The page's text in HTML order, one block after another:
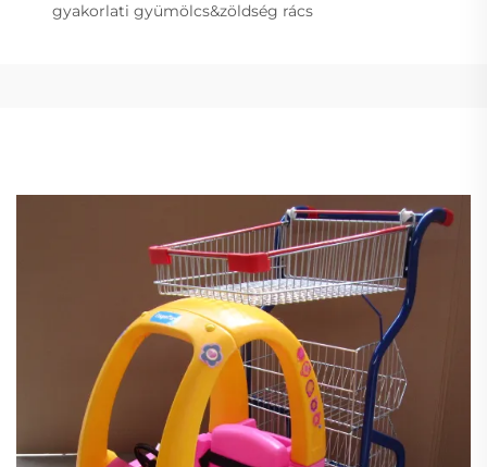
gyakorlati gyümölcs&zöldség rács